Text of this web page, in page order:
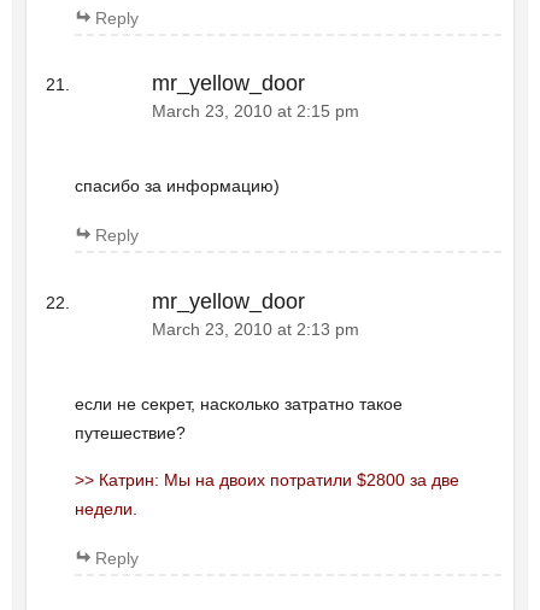
Reply
mr_yellow_door
March 23, 2010 at 2:15 pm
спасибо за информацию)
Reply
mr_yellow_door
March 23, 2010 at 2:13 pm
если не секрет, насколько затратно такое
путешествие?
>> Катрин: Мы на двоих потратили $2800 за две
недели.
Reply